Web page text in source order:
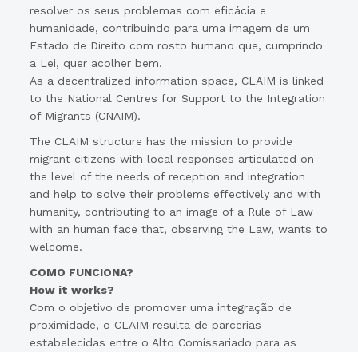
resolver os seus problemas com eficácia e
humanidade, contribuindo para uma imagem de um
Estado de Direito com rosto humano que, cumprindo
a Lei, quer acolher bem.
As a decentralized information space, CLAIM is linked
to the National Centres for Support to the Integration
of Migrants (CNAIM).
The CLAIM structure has the mission to provide
migrant citizens with local responses articulated on
the level of the needs of reception and integration
and help to solve their problems effectively and with
humanity, contributing to an image of a Rule of Law
with an human face that, observing the Law, wants to
welcome.
COMO FUNCIONA?
How it works?
Com o objetivo de promover uma integração de
proximidade, o CLAIM resulta de parcerias
estabelecidas entre o Alto Comissariado para as